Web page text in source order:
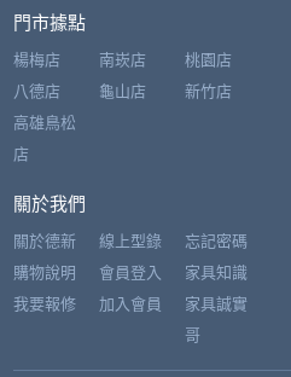
門市據點
楊梅店
八德店
南崁店
龜山店
桃園店
新竹店
高雄鳥松
店
關於我們
關於德新
購物說明
我要報修
線上型錄
會員登入
加入會員
忘記密碼
家具知識
家具誠實
哥